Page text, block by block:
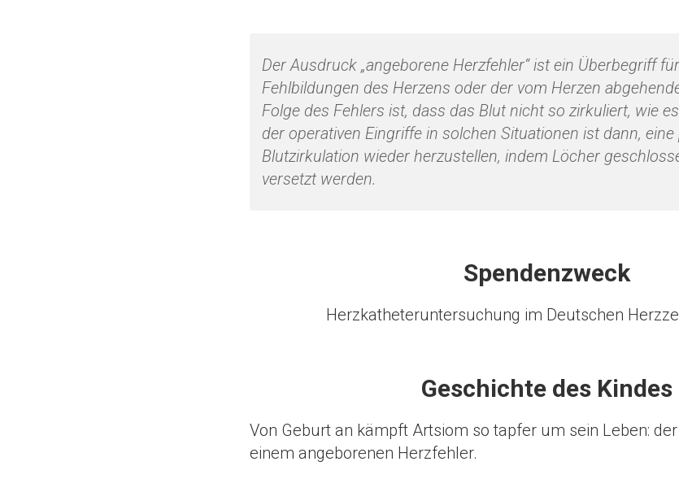
Der Ausdruck „angeborene Herzfehler“ ist ein Überbegriff
Fehlbildungen des Herzens oder der vom Herzen
Folge des Fehlers ist, dass das Blut nicht so zirkuliert, wie
der operativen Eingriffe in solchen Situationen ist dann,
Blutzirkulation wieder herzustellen, indem Löcher
versetzt werden.
Spendenzweck
Herzkatheteruntersuchung im Deutschen
Geschichte des Kindes
Von Geburt an kämpft Artsiom so tapfer um sein Leben:
einem angeborenen Herzfehler.